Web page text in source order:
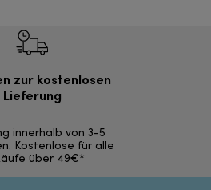
zur kostenlosen
Lieferung
innerhalb von 3-5
Kostenlose für alle
über 49€*